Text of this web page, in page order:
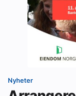
Nyheter